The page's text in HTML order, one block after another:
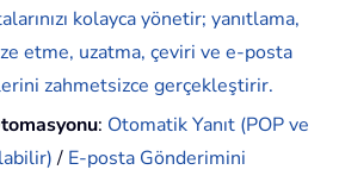
kolayca yönetir; yanıtlama,
etme, uzatma, çeviri ve e-posta
zahmetsizce gerçekleştirir.
: Otomatik Yanıt (POP ve
/ E-posta Gönderimini